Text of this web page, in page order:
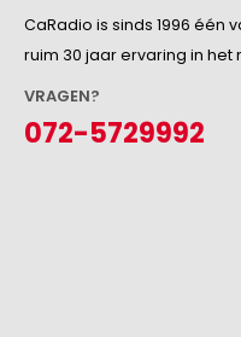
CaRadio is sinds 1996
ruim 30 jaar ervaring in
VRAGEN?
072-5729992